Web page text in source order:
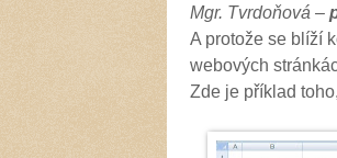
Mgr. Tvrdoňová –
A protože se blíží
webových
Zde je příklad